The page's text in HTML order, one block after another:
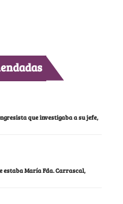
que investigaba a su jefe,
estaba María Fda. Carrascal,